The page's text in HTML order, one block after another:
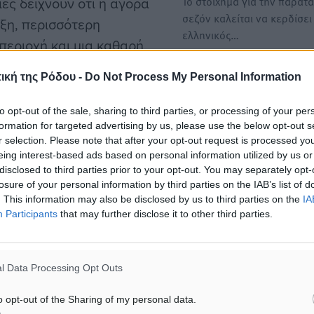
της Ρόδου - Do Not Process My Personal Information
opt-out of the sale, sharing to third parties, or processing of your
for targeted advertising by us, please use the below opt-out
selection. Please note that after your opt-out request is processed
interest-based ads based on personal information utilized by us
to third parties prior to your opt-out. You may separately
of your personal information by third parties on the IAB’s list of
This information may also be disclosed by us to third parties on the
Participants that may further disclose it to other third parties.
Data Processing Opt Outs
opt-out of the Sharing of my personal data.
περισσότερη
και μια καθαρή
πυρήνα.
αριθμούς επισκεπτών,
πού ανεβαίνει η ζήτηση,
καταφέρνουν να σπάσουν
Σεπτεμβρίου.
τάσεων στις
του τουρισμού
σε σχέση με το 2023,
ήταν ιδιαίτερα ισχυρές
σεζόν καλείται να
ελληνικός…
Ισχυρά σήματα
Χαμόγελα για Αθήνα,
και Ρόδο
Σε ρεκόρ οδηγείται η
ΗΠΑ για την Αθήνα –και
«Η Ρόδος μπροστά σε μια
ουσιαστική ευκαιρία
ανοιχτά τα περισσότερα